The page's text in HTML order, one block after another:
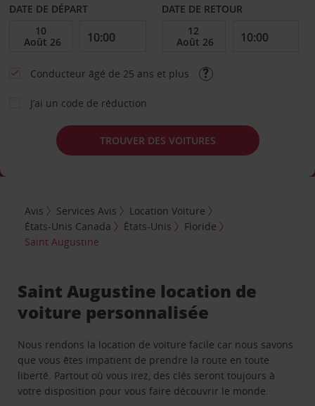
DATE DE DÉPART DATE DE RETOUR
Conducteur âgé de 25 ans et plus
J’ai un code de réduction
TROUVER DES VOITURES
Avis Services Avis
Location Voiture
États-Unis Canada
États-Unis
Floride
Saint Augustine
Saint Augustine location de
voiture personnalisée
Nous rendons la location de voiture facile car nous savons
que vous êtes impatient de prendre la route en toute
liberté. Partout où vous irez, des clés seront toujours à
votre disposition pour vous faire découvrir le monde.